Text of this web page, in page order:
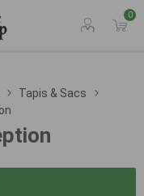
0
Tapis & Sacs